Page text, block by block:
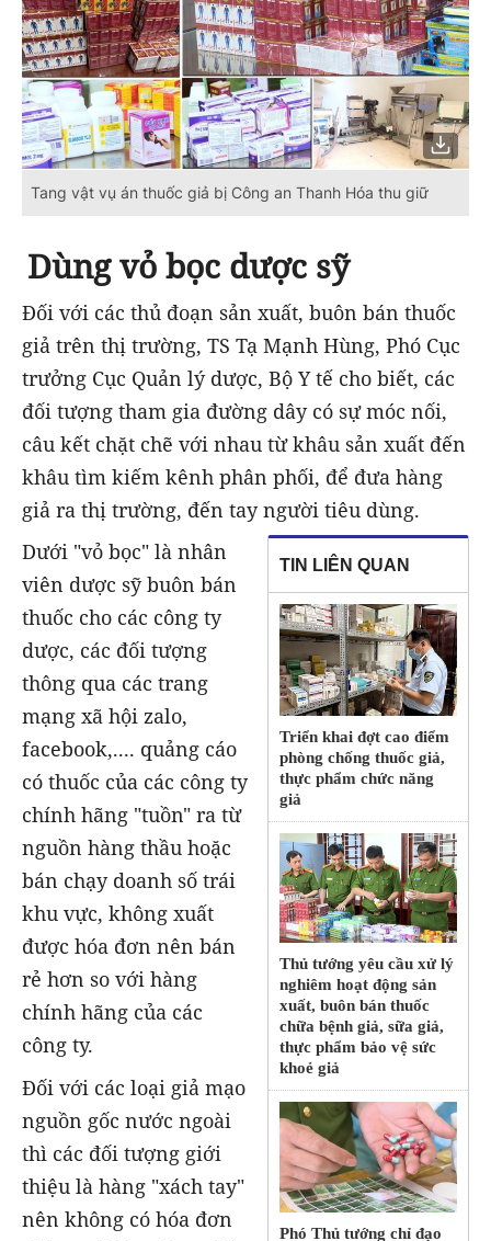
Tang vật vụ án thuốc giả bị Công an Thanh Hóa thu giữ
Dùng vỏ bọc dược sỹ
Đối với các thủ đoạn sản xuất, buôn bán thuốc
giả trên thị trường, TS Tạ Mạnh Hùng, Phó Cục
trưởng Cục Quản lý dược, Bộ Y tế cho biết, các
đối tượng tham gia đường dây có sự móc nối,
câu kết chặt chẽ với nhau từ khâu sản xuất đến
khâu tìm kiếm kênh phân phối, để đưa hàng
giả ra thị trường, đến tay người tiêu dùng.
TIN LIÊN QUAN
Triển khai đợt cao điểm
phòng chống thuốc giả,
thực phẩm chức năng
giả
Thủ tướng yêu cầu xử lý
nghiêm hoạt động sản
xuất, buôn bán thuốc
chữa bệnh giả, sữa giả,
thực phẩm bảo vệ sức
khoẻ giả
Phó Thủ tướng chỉ đạo
Dưới "vỏ bọc" là nhân
viên dược sỹ buôn bán
thuốc cho các công ty
dược, các đối tượng
thông qua các trang
mạng xã hội zalo,
facebook,.... quảng cáo
có thuốc của các công ty
chính hãng "tuồn" ra từ
nguồn hàng thầu hoặc
bán chạy doanh số trái
khu vực, không xuất
được hóa đơn nên bán
rẻ hơn so với hàng
chính hãng của các
công ty.
Đối với các loại giả mạo
nguồn gốc nước ngoài
thì các đối tượng giới
thiệu là hàng "xách tay"
nên không có hóa đơn